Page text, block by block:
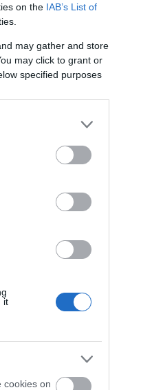
on the IAB’s List of
may gather and store
may click to grant or
specified purposes
it
cookies on
FRISSÍTVE!
az újabb történelmi csúcs
A központi